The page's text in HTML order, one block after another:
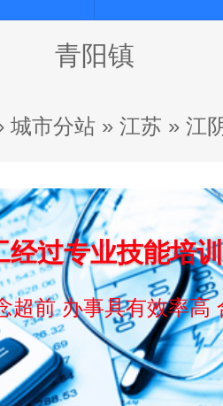
青阳镇
城市分站» 江苏 » 江
经过专业技能培训
超前 办事具有效率高